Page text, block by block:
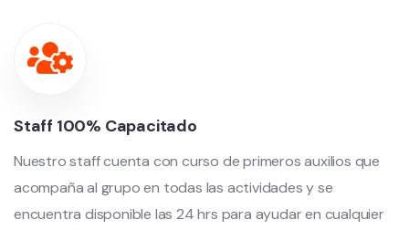
Staff 100% Capacitado
Nuestro staff cuenta con curso de primeros auxilios que
acompaña al grupo en todas las actividades y se
encuentra disponible las 24 hrs para ayudar en cualquier